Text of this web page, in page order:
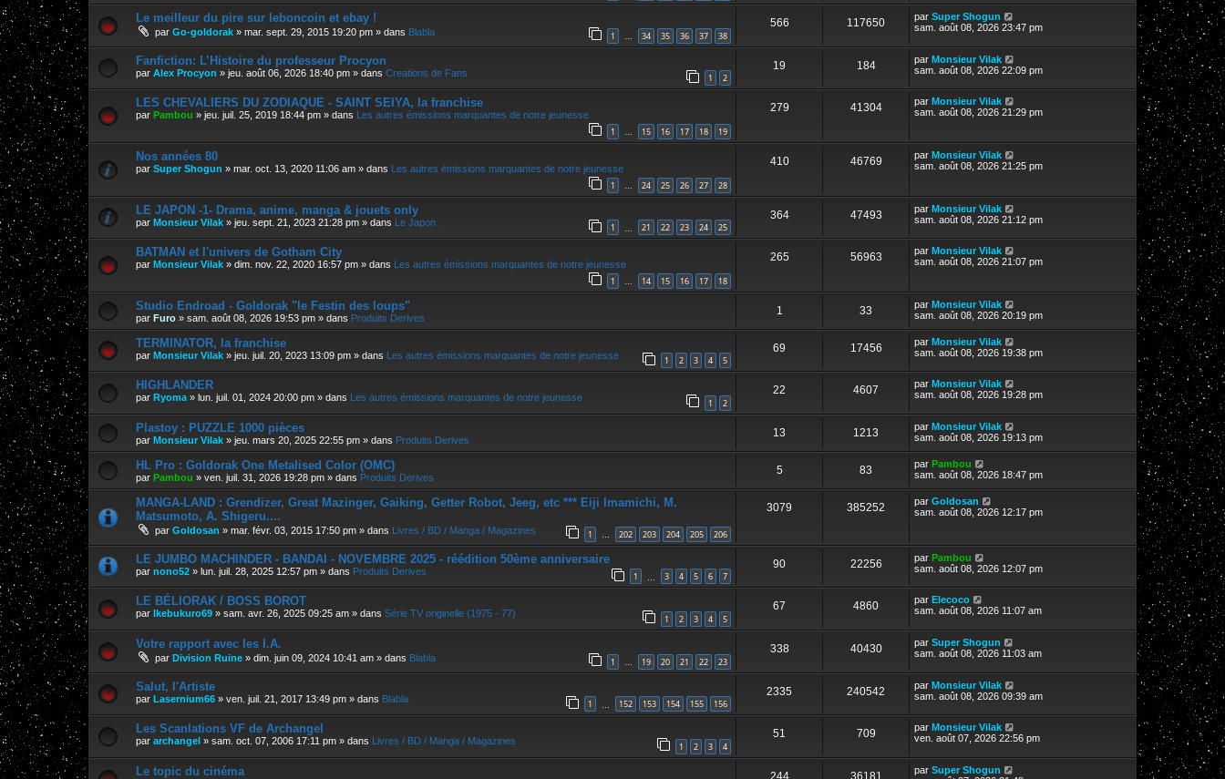
Le meilleur du pire sur leboncoin et ebay !
par Go-goldorak » mar. sept. 29, 2015 19:20 pm » dans Blabla 1 … 34 35 36 37 38
566 117650 par Super Shogun
sam. août 08, 2026 23:47 pm
Fanfiction: L’Histoire du professeur Procyon
par Alex Procyon » jeu. août 06, 2026 18:40 pm » dans Creations de Fans 1 2
19 184 par Monsieur Vilak
sam. août 08, 2026 22:09 pm
LES CHEVALIERS DU ZODIAQUE - SAINT SEIYA, la franchise
par Pambou » jeu. juil. 25, 2019 18:44 pm » dans Les autres émissions marquantes de notre jeunesse
1 … 15 16 17 18 19
279 41304 par Monsieur Vilak
sam. août 08, 2026 21:29 pm
Nos années 80
par Super Shogun » mar. oct. 13, 2020 11:06 am » dans Les autres émissions marquantes de notre jeunesse
1 … 24 25 26 27 28
410 46769 par Monsieur Vilak
sam. août 08, 2026 21:25 pm
LE JAPON -1- Drama, anime, manga & jouets only
par Monsieur Vilak » jeu. sept. 21, 2023 21:28 pm » dans Le Japon : 1 21 22 23 24 25
364 47493 par Monsieur Vilak
sam. août 08, 2026 21:12 pm
BATMAN et l'univers de Gotham City
par Monsieur Vilak » dim. nov. 22, 2020 16:57 pm » dans Les autres émissions marquantes de notre jeunesse
1 … 14 15 16 17 18
265 56963 par Monsieur Vilak
sam. août 08, 2026 21:07 pm
Studio Endroad - Goldorak "le Festin des loups"
par Furo » sam. août 08, 2026 19:53 pm » dans Produits Derives
1 33 par Monsieur Vilak
sam. août 08, 2026 20:19 pm
TERMINATOR, la franchise
par Monsieur Vilak » jeu. juil. 20, 2023 13:09 pm » dans Les autres émissions marquantes de notre jeunesse 1 2 3 4 5
69 17456 par Monsieur Vilak
sam. août 08, 2026 19:38 pm
HIGHLANDER
par Ryoma» lun. juil. 01, 2024 20:00 pm » dans Les autres émissions marquantes de notre jeunesse 1 2
22 4607 par Monsieur Vilak
sam. août 08, 2026 19:28 pm
Plastoy : PUZZLE 1000 pièces
par Monsieur Vilak » jeu. mars 20, 2025 22:55 pm » dans Produits Derives
13 1213 par Monsieur Vilak
sam. août 08, 2026 19:13 pm
HL Pro : Goldorak One Metalised Color (OMC)
par Pambou » ven. juil. 31, 2026 19:28 pm » dans Produits Derives
5 83 par Pambou
sam. août 08, 2026 18:47 pm
MANGA-LAND : Grendizer, Great Mazinger, Gaiking, Getter Robot, Jeeg, etc *** Eiji Imamichi, M.
Matsumoto, A. Shigeru....
par Goldosan » mar. févr. 03, 2015 17:50 pm » dans Livres / BD / Manga / Magazines 1 … 202 203 204 205 206
3079 385252 par Goldosan
sam. août 08, 2026 12:17 pm
LE JUMBO MACHINDER - BANDAI - NOVEMBRE 2025 - réédition 50ème anniversaire
par nono52 » lun. juil. 28, 2025 12:57 pm » dans Produits Derives 1 3 4 5 6 7
90 22256 par Pambou
sam. août 08, 2026 12:07 pm
LE BÉLIORAK / BOSS BOROT
par Ikebukuro69 » sam. avr. 26, 2025 09:25 am » dans Série TV originelle (1975 - 77) 1 2 3 4 5
67 4860 par Elecoco
sam. août 08, 2026 11:07 am
Votre rapport avec les I.A.
par Division Ruine » dim. juin 09, 2024 10:41 am » dans Blabla 1 … 19 20 21 22 23
338 40430 par Super Shogun
sam. août 08, 2026 11:03 am
Salut, l'Artiste
par Lasernium66 » ven. juil. 21, 2017 13:49 pm » dans Blabla 1 152 153 154 155 156
2335 240542 par Monsieur Vilak
sam. août 08, 2026 09:39 am
Les Scanlations VF de Archangel
par archangel » sam. oct. 07, 2006 17:11 pm » dans Livres / BD / Manga / Magazines 1 2 3 4
51 709 par Monsieur Vilak
ven. août 07, 2026 22:56 pm
Le topic du cinéma 244 36181 par Super Shogun